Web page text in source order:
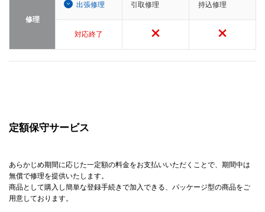
修理
出張修理 引取修理 持込修理
対応終了
定額保守サービス
あらかじめ期間に応じた一定額の料金をお支払いいただくことで、期間中は
無償で修理を提供いたします。
商品として購入し簡単な登録手続きで加入できる、パッケージ型の商品をご
用意しております。